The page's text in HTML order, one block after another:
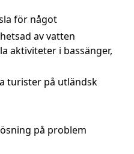
för något
av vatten
aktiviteter i bassänger,
turister på utländsk
på problem